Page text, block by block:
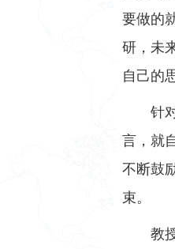
要做的
研，未
自己的
针
言，就
不断鼓
束。
教